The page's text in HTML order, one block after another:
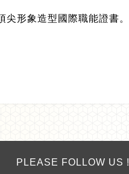
形象造型國際職能證書。
PLEASE FOLLOW US !